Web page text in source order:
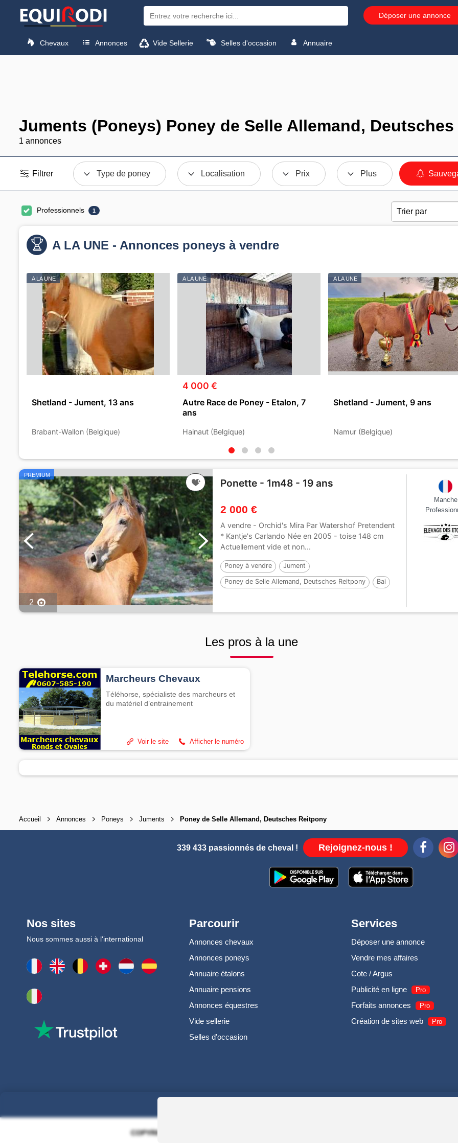
Déposer une annonce
Chevaux Annonces Vide Sellerie Selles d'occasion Annuaire
Juments (Poneys) Poney de Selle Allemand,
1 annonces
Filtrer Type de poney Localisation Prix Plus
Professionnels 1
A LA UNE - Annonces poneys à vendre
A LA UNE
Shetland - Jument, 13 ans
Brabant-Wallon (Belgique)
A LA UNE
4 000 €
Autre Race de Poney - Etalon, 7
ans
Hainaut (Belgique)
A LA UNE
Shetland - Jument, 9 ans
Namur (Belgique)
PREMIUM
2
Ponette - 1m48 - 19 ans
2 000 €
A vendre - Orchid's Mira Par Watershof Pretendent
* Kantje's Carlando Née en 2005 - toise 148 cm
Actuellement vide et non...
Poney à vendre Jument
Poney de Selle Allemand, Deutsches Reitpony Bai
Manche
Les pros à la une
Marcheurs Chevaux
Téléhorse, spécialiste des marcheurs et
du matériel d’entrainement
Afficher le numéro
Voir le site
Accueil Annonces Poneys Juments Poney de Selle Allemand, Deutsches Reitpony
339 433 passionnés de cheval ! Rejoignez-nous !
Nos sites
Nous sommes aussi à l'international
Parcourir
Annonces chevaux
Annonces poneys
Annuaire étalons
Annuaire pensions
Annonces équestres
Vide sellerie
Selles d'occasion
Services
Déposer une annonce
Vendre mes affaires
Cote / Argus
Publicité en ligne
Pro
Forfaits annonces Pro
Création de sites web Pro
COPYRIGHT 2006 - 2025 - EQUIRODI SAS - R.C.S. DOLE 504 811 373 - TVA FR00504811373 -